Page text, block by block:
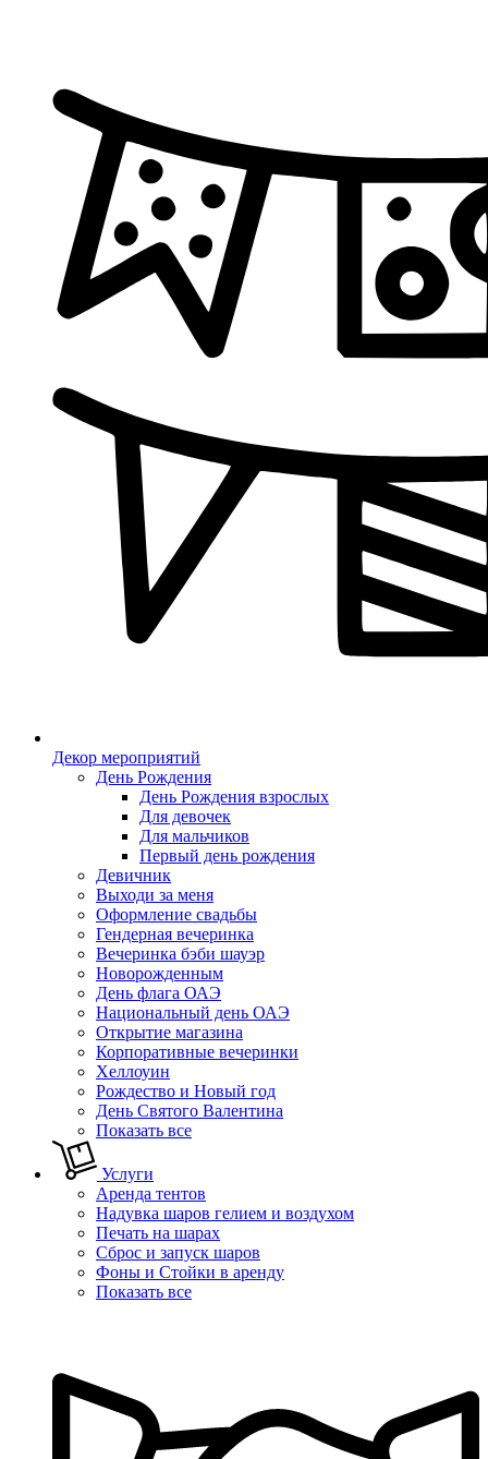
Декор мероприятий
День Рождения
День Рождения взрослых
Для девочек
Для мальчиков
Первый день рождения
Девичник
Выходи за меня
Оформление свадьбы
Гендерная вечеринка
Вечеринка бэби шауэр
Новорожденным
День флага ОАЭ
Национальный день ОАЭ
Открытие магазина
Корпоративные вечеринки
Хеллоуин
Рождество и Новый год
День Святого Валентина
Показать все
Услуги
Аренда тентов
Надувка шаров гелием и воздухом
Печать на шарах
Сброс и запуск шаров
Фоны и Стойки в аренду
Показать все